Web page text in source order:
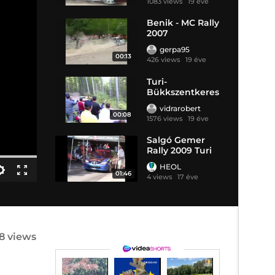
00:13
Benik - MC Rally
2007
gerpa95
426 views 19 éve
00:08
Turi-
Bükkszentkeres
zt-Katlan
vidrarobert
1576 views 19 éve
01:46
Salgó Gemer
Rally 2009 Turi
HEOL
4 views 17 éve
views